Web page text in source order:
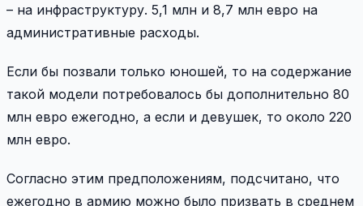
– на инфраструктуру. 5,1 млн и 8,7 млн ​​евро на
административные расходы.
Если бы позвали только юношей, то на содержание
такой модели потребовалось бы дополнительно 80
млн евро ежегодно, а если и девушек, то около 220
млн евро.
Согласно этим предположениям, подсчитано, что
ежегодно в армию можно было призвать в среднем